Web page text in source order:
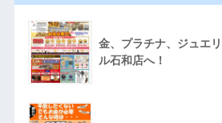
金、プラチナ、ジュエ
ル石和店へ！